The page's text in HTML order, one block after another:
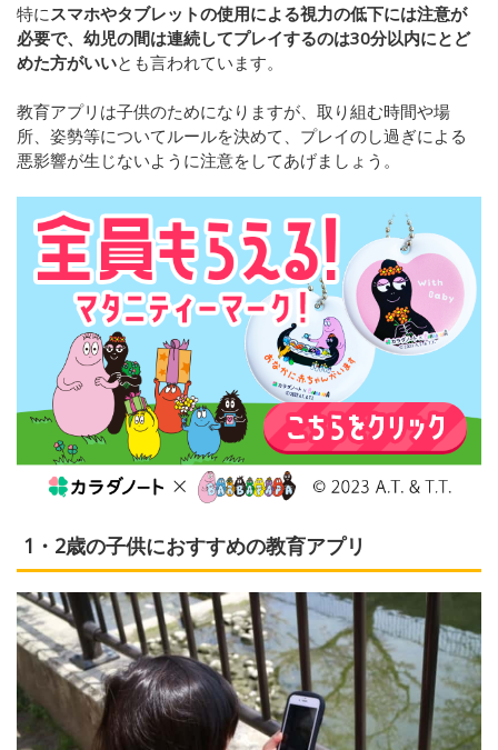
特に スマホやタブレットの使用による視力の低下には注意が
必要で、幼児の間は連続してプレイするのは30分以内にとど
めた方がいいとも言われています。
教育アプリは子供のためになりますが、取り組む時間や場
所、姿勢等についてルールを決めて、プレイのし過ぎによる
悪影響が生じないように注意をしてあげましょう。
1・2歳の子供におすすめの教育アプリ